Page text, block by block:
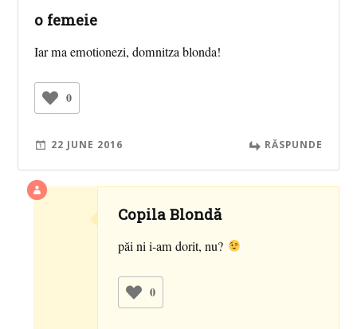
o femeie
Iar ma emotionezi, domnitza blonda!
0
22 JUNE 2016 RĂSPUNDE
Copila Blondă
păi ni i-am dorit, nu?
0